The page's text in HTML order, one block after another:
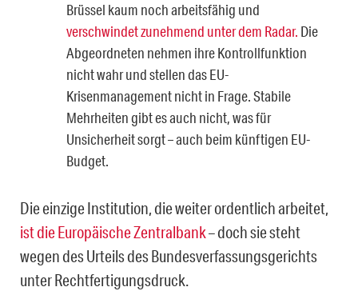
Brüssel kaum noch arbeitsfähig und
verschwindet zunehmend unter dem Radar. Die
Abgeordneten nehmen ihre Kontrollfunktion
nicht wahr und stellen das EU-
Krisenmanagement nicht in Frage. Stabile
Mehrheiten gibt es auch nicht, was für
Unsicherheit sorgt – auch beim künftigen EU-
Budget.
Die einzige Institution, die weiter ordentlich arbeitet,
ist die Europäische Zentralbank– doch sie steht
wegen des Urteils des Bundesverfassungsgerichts
unter Rechtfertigungsdruck.